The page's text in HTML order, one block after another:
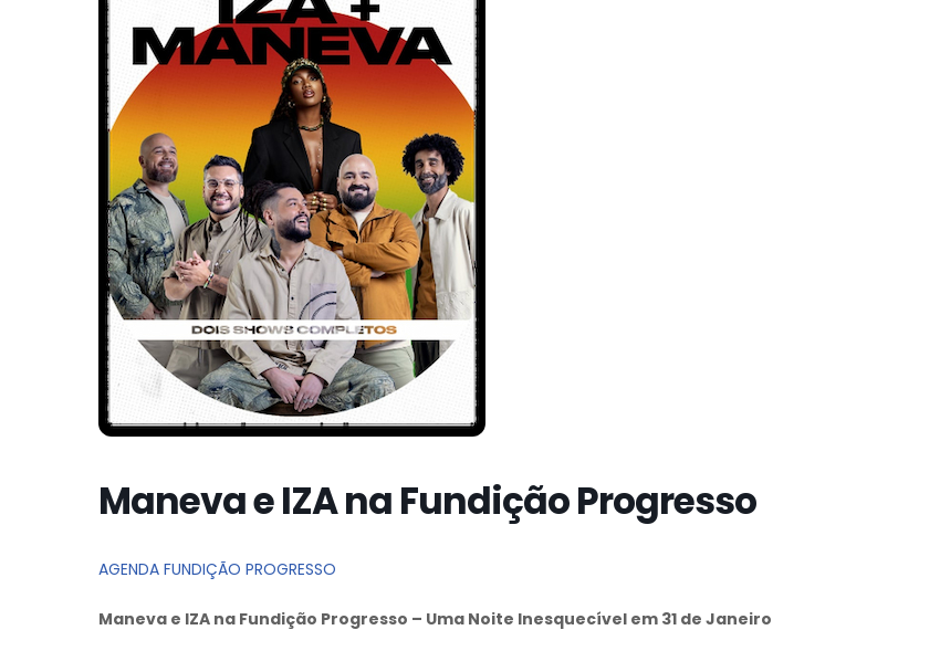
Maneva e IZA na Fundição Progresso
AGENDA FUNDIÇÃO PROGRESSO
Maneva e IZA na Fundição Progresso – Uma Noite Inesquecível em 31 de Janeiro